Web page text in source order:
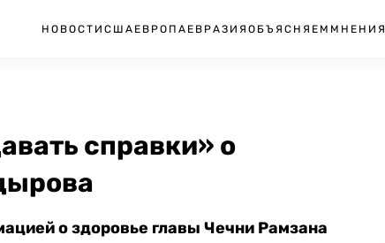
НОВОСТИ США ЕВРОПА ЕВРАЗИЯ ОБЪЯСНЯЕМ МНЕНИЯ
справки» о
о здоровье главы Чечни Рамзана